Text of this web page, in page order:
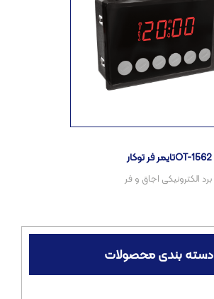
دسته بندی محصولات
تایمر فر توکارOT-1562